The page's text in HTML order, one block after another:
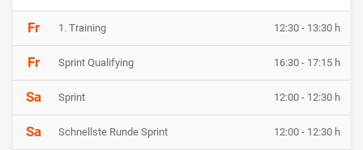
Fr 1. Training 12:30 - 13:30 h
Fr Sprint Qualifying 16:30 - 17:15 h
Sa Sprint 12:00 - 12:30 h
Sa Schnellste Runde Sprint 12:00 - 12:30 h